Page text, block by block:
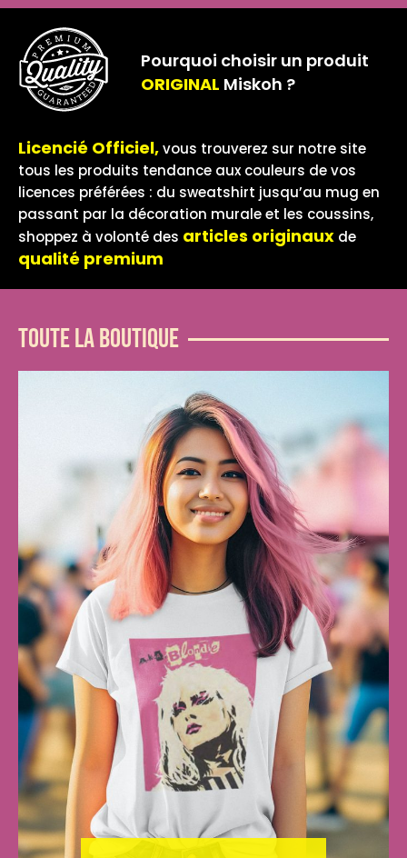
Pourquoi choisir un produit
ORIGINAL Miskoh ?
Licencié Officiel,vous trouverez sur notre site
tous les produits tendance aux couleurs de vos
licences préférées : du sweatshirt jusqu’au mug en
passant par la décoration murale et les coussins,
shoppez à volonté des articles originaux de
qualité premium
Toute la boutique